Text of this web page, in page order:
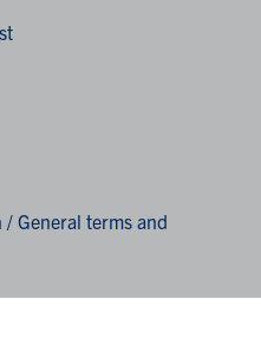
/ General terms and